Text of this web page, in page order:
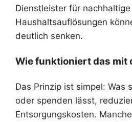
Dienstleister für nachhaltige
Haushaltsauflösungen
deutlich senken.
Wie funktioniert das mit
Das Prinzip ist simpel: Was
oder spenden lässt,
Entsorgungskosten.